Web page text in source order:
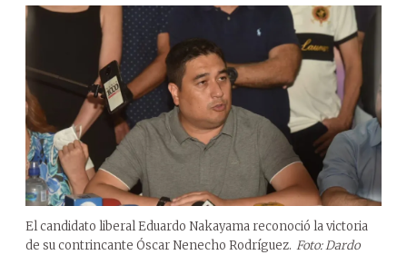
El candidato liberal Eduardo Nakayama reconoció la victoria
de su contrincante Óscar Nenecho Rodríguez. Foto: Dardo